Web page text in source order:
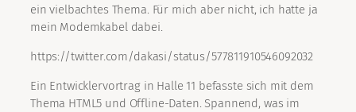
ein vielbachtes Thema. Für mich aber nicht, ich hatte ja
mein Modemkabel dabei.
https://twitter.com/dakasi/status/577811910546092032
Ein Entwicklervortrag in Halle 11 befasste sich mit dem
Thema HTML5 und Offline-Daten. Spannend, was im